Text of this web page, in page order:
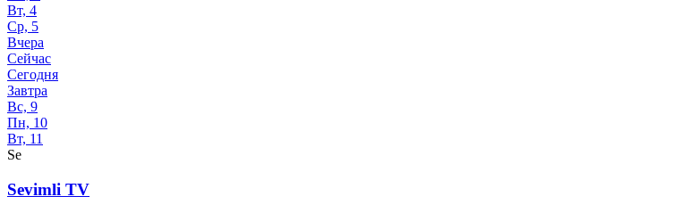
Вт, 4
Ср, 5
Вчера
Сейчас
Сегодня
Завтра
Вс, 9
Пн, 10
Вт, 11
Se
Sevimli TV